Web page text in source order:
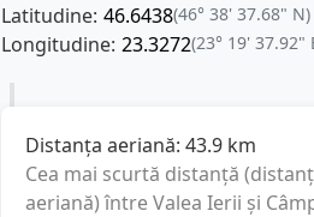
Latitudine: 46.6438(46° 38' 37.68" N)
Longitudine: 23.3272(23° 19' 37.92"
Distanța aeriană: 43.9 km
Cea mai scurtă distanță
aeriană) întreValea Ierii și